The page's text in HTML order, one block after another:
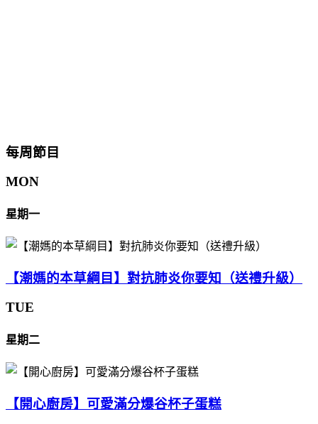
每周節目
MON
星期一
【潮媽的本草綱目】對抗肺炎你要知（送禮升級）
TUE
星期二
【開心廚房】可愛滿分爆谷杯子蛋糕